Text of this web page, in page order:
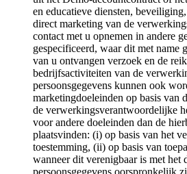
en educatieve diensten,
direct marketing van de
contact met u opnemen in andere
gespecificeerd, waar dit met name
van u ontvangen verzoek en de
bedrijfsactiviteiten van de
persoonsgegevens kunnen ook
marketingdoeleinden op basis van
de verwerkingsverantwoordelijke
voor andere doeleinden dan de
plaatsvinden: (i) op basis van het
toestemming, (ii) op basis van
wanneer dit verenigbaar is met het
persoonsgegevens oorspronkelijk